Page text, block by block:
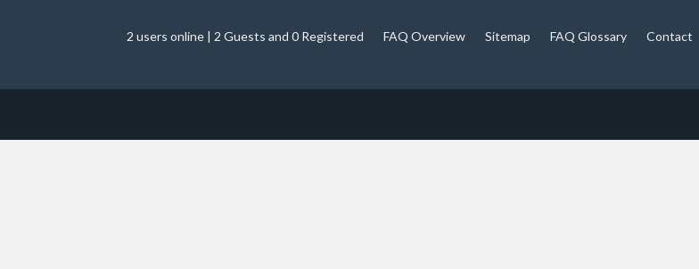
2 users online | 2 Guests and 0 Registered FAQ Overview Sitemap FAQ Glossary Contact